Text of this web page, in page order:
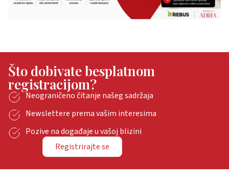
Što dobivate besplatnom
registracijom?
Neograničeno čitanje našeg sadržaja
Newslettere prema vašim interesima
Pozive na događaje u vašoj blizini
Registrirajte se